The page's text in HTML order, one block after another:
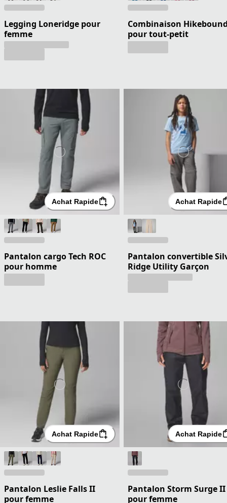
Legging Loneridge pour
femme
Combinaison
pour tout-petit
Achat Rapide
Pantalon cargo Tech ROC
pour homme
Achat Rapide
Pantalon convertible
Ridge Utility Garçon
Achat Rapide
Pantalon Leslie Falls II
pour femme
Achat Rapide
Pantalon Storm Surge II
pour femme